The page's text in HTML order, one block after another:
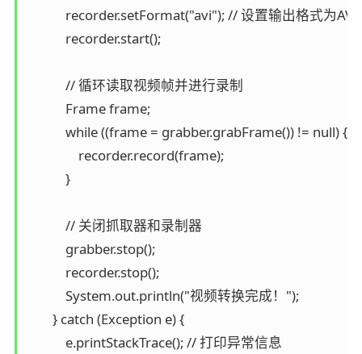
            recorder.setFormat("avi"); // 设置输出格式为AVI
            recorder.start();
            // 循环读取视频帧并进行录制
            Frame frame;
            while ((frame = grabber.grabFrame()) != null) {
                recorder.record(frame);
            }
            // 关闭抓取器和录制器
            grabber.stop();
            recorder.stop();
            System.out.println("视频转换完成！");
        } catch (Exception e) {
            e.printStackTrace(); // 打印异常信息